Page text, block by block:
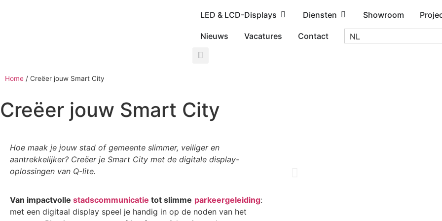
LED & LCD-Displays Diensten Showroom
Nieuws Vacatures Contact NL
Home / Creëer jouw Smart City
Creëer jouw Smart City
Hoe maak je jouw stad of gemeente slimmer, veiliger en
aantrekkelijker? Creëer je Smart City met de digitale display-
oplossingen van Q-lite.
Van impactvolle stadscommunicatie tot slimme parkeergeleiding:
met een digitaal display speel je handig in op de noden van het